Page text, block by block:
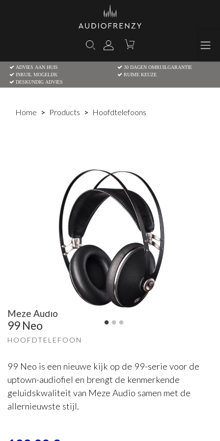
ADVIES AAN HUIS
30 DAGEN OMRUILGARANTIE
INRUIL MOGELIJK
RUIME KEUZE
DESKUNDIG ADVIES
Home Products Hoofdtelefoons
Meze Audio
99 Neo
HOOFDTELEFOON
99 Neo is een nieuwe kijk op de 99-serie voor de
uptown-audiofiel en brengt de kenmerkende
geluidskwaliteit van Meze Audio samen met de
allernieuwste stijl.